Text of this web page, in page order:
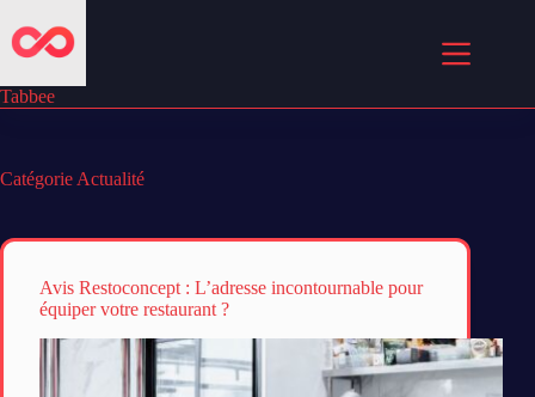
au
contenu
Tabbee
Catégorie Actualité
Avis Restoconcept : L’adresse incontournable pour
équiper votre restaurant ?